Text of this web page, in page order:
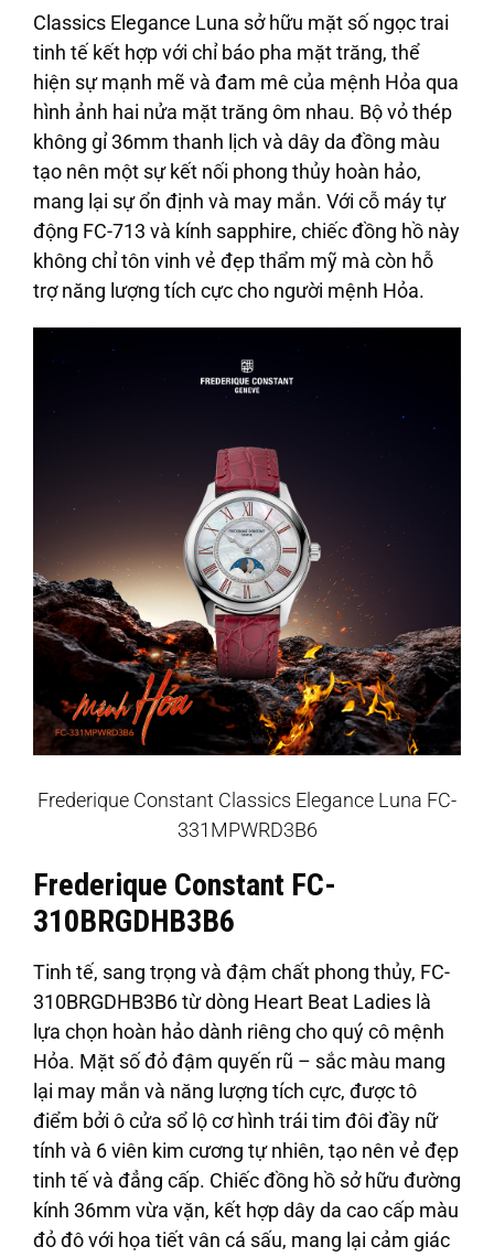
Classics Elegance Luna sở hữu mặt số ngọc trai
tinh tế kết hợp với chỉ báo pha mặt trăng, thể
hiện sự mạnh mẽ và đam mê của mệnh Hỏa qua
hình ảnh hai nửa mặt trăng ôm nhau. Bộ vỏ thép
không gỉ 36mm thanh lịch và dây da đồng màu
tạo nên một sự kết nối phong thủy hoàn hảo,
mang lại sự ổn định và may mắn. Với cỗ máy tự
động FC-713 và kính sapphire, chiếc đồng hồ này
không chỉ tôn vinh vẻ đẹp thẩm mỹ mà còn hỗ
trợ năng lượng tích cực cho người mệnh Hỏa.
Frederique Constant Classics Elegance Luna FC-
331MPWRD3B6
Frederique Constant FC-
310BRGDHB3B6
Tinh tế, sang trọng và đậm chất phong thủy, FC-
310BRGDHB3B6 từ dòng Heart Beat Ladies là
lựa chọn hoàn hảo dành riêng cho quý cô mệnh
Hỏa. Mặt số đỏ đậm quyến rũ – sắc màu mang
lại may mắn và năng lượng tích cực, được tô
điểm bởi ô cửa sổ lộ cơ hình trái tim đôi đầy nữ
tính và 6 viên kim cương tự nhiên, tạo nên vẻ đẹp
tinh tế và đẳng cấp. Chiếc đồng hồ sở hữu đường
kính 36mm vừa vặn, kết hợp dây da cao cấp màu
đỏ đô với họa tiết vân cá sấu, mang lại cảm giác